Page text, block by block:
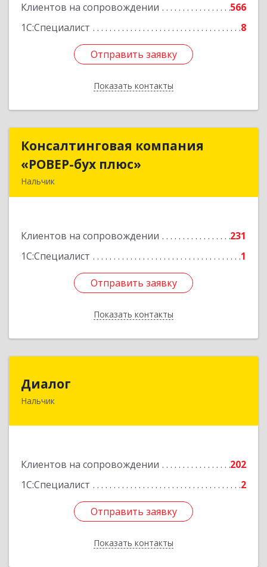
Клиентов на сопровождении
566
1С:Специалист
8
Отправить заявку
Показать контакты
Отправить заявку
Назад
Консалтинговая компания
«РОВЕР-бух плюс»
Нальчик
Клиентов на сопровождении
231
1С:Специалист
1
Отправить заявку
Показать контакты
Консалтинговая компания
«РОВЕР-бух плюс»
Подробнее
Отправить заявку
Назад
Диалог
Нальчик
Клиентов на сопровождении
202
1С:Специалист
2
Отправить заявку
Показать контакты
360016, Кабардино-Балкарская Респ, Нальчик г,
Отправить заявку
Назад